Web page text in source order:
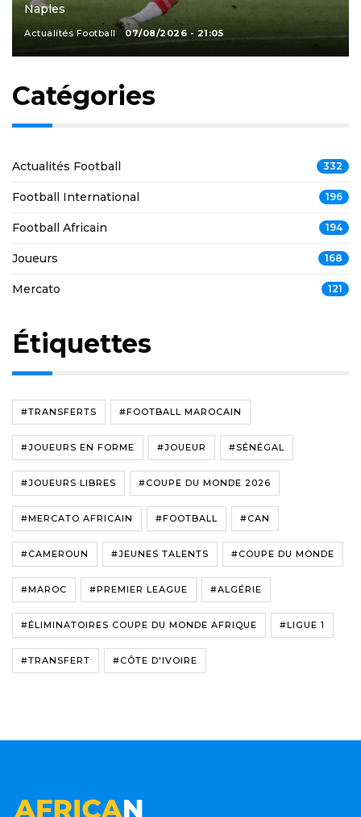
Naples
Actualités Football 07/08/2026 - 21:05
Catégories
Actualités Football 332
Football International 196
Football Africain 194
Joueurs 168
Mercato 121
Étiquettes
#TRANSFERTS #FOOTBALL MAROCAIN
#JOUEURS EN FORME #JOUEUR #SÉNÉGAL
#JOUEURS LIBRES #COUPE DU MONDE 2026
#MERCATO AFRICAIN #FOOTBALL #CAN
#CAMEROUN #JEUNES TALENTS #COUPE DU MONDE
#MAROC #PREMIER LEAGUE #ALGÉRIE
#ÉLIMINATOIRES COUPE DU MONDE AFRIQUE #LIGUE 1
#TRANSFERT #CÔTE D'IVOIRE